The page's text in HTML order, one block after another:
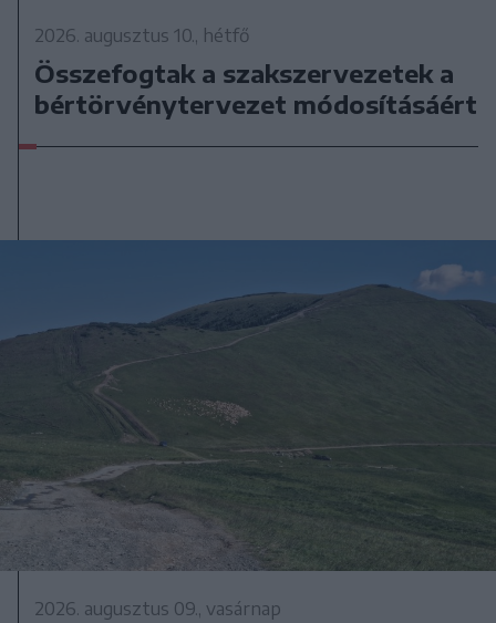
2026. augusztus 10., hétfő
Összefogtak a szakszervezetek a
bértörvénytervezet módosításáért
2026. augusztus 09., vasárnap